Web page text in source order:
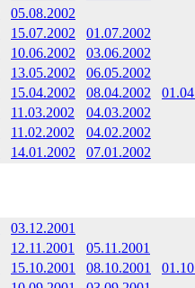
05.08.2002
15.07.2002
01.07.2002
10.06.2002
03.06.2002
13.05.2002
06.05.2002
15.04.2002 08.04.2002
11.03.2002
04.03.2002
11.02.2002
04.02.2002
14.01.2002 07.01.2002
03.12.2001
12.11.2001
05.11.2001
15.10.2001 08.10.2001